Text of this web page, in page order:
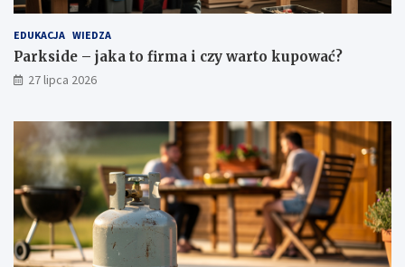
EDUKACJA WIEDZA
Parkside – jaka to firma i czy warto kupować?
27 lipca 2026